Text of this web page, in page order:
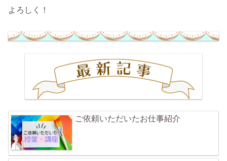
よろしく！
ご依頼いただいたお仕事紹介